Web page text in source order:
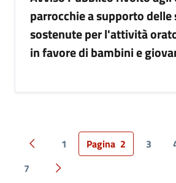
parrocchie a supporto delle
sostenute per l'attività
in favore di bambini e
Pagina precedente
1 Pagina 2 3
7
Pagina successiva